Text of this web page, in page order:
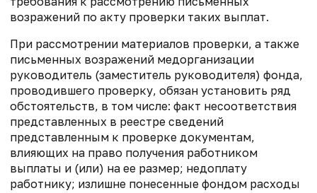
возражений по акту проверки таких выплат.
При рассмотрении материалов проверки, а также
письменных возражений медорганизации
руководитель (заместитель руководителя) фонда,
проводившего проверку, обязан установить ряд
обстоятельств, в том числе: факт несоответствия
представленных в реестре сведений
представленным к проверке документам,
влияющих на право получения работником
выплаты и (или) на ее размер; недоплату
работнику; излишне понесенные фондом расходы